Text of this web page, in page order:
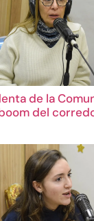
de la
del